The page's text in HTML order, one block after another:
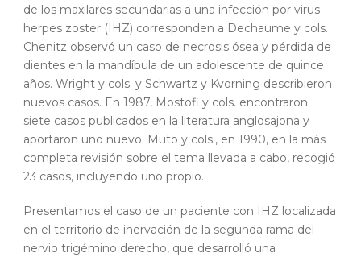
de los maxilares secundarias a una infección por virus
herpes zoster (IHZ) corresponden a Dechaume y cols.
Chenitz observó un caso de necrosis ósea y pérdida de
dientes en la mandíbula de un adolescente de quince
años. Wright y cols. y Schwartz y Kvorning describieron
nuevos casos. En 1987, Mostofi y cols. encontraron
siete casos publicados en la literatura anglosajona y
aportaron uno nuevo. Muto y cols., en 1990, en la más
completa revisión sobre el tema llevada a cabo, recogió
23 casos, incluyendo uno propio.
Presentamos el caso de un paciente con IHZ localizada
en el territorio de inervación de la segunda rama del
nervio trigémino derecho, que desarrolló una